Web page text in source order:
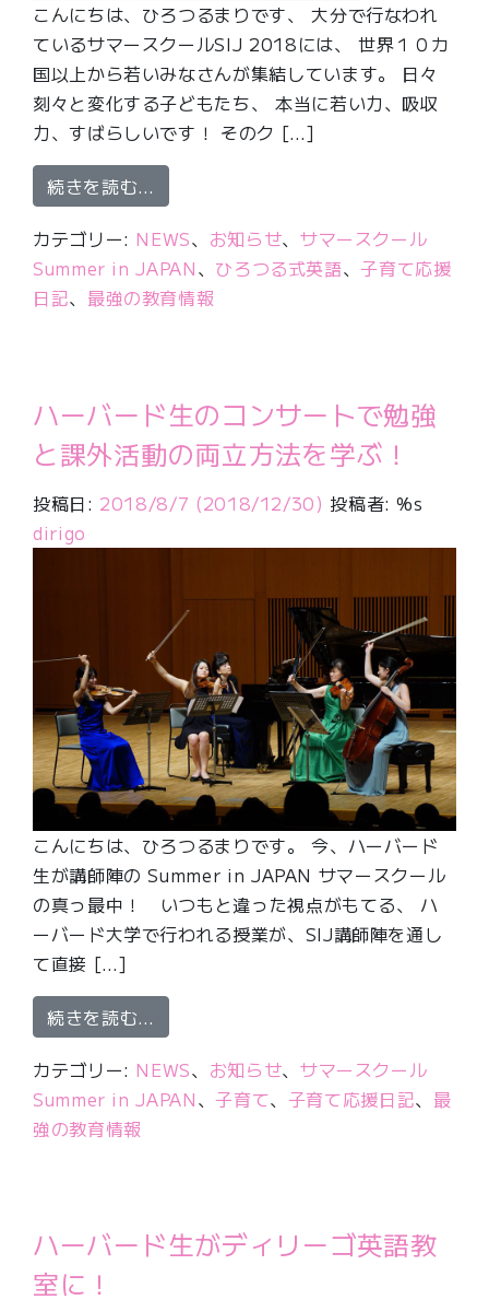
こんにちは、ひろつるまりです、 大分で行なわれ
ているサマースクールSIJ 2018には、 世界１０カ
国以上から若いみなさんが集結しています。 日々
刻々と変化する子どもたち、 本当に若い力、吸収
力、すばらしいです！ そのク […]
続きを読む…
カテゴリー: NEWS、 お知らせ、 サマースクール
Summer in JAPAN、 ひろつる式英語、子育て応援
日記、 最強の教育情報
ハーバード生のコンサートで勉強
と課外活動の両立方法を学ぶ！
投稿日: 2018/8/7 (2018/12/30) 投稿者: %s
dirigo
こんにちは、ひろつるまりです。 今、ハーバード
生が講師陣の Summer in JAPAN サマースクール
の真っ最中！ いつもと違った視点がもてる、 ハ
ーバード大学で行われる授業が、SIJ講師陣を通し
て直接 […]
続きを読む…
カテゴリー: NEWS、 お知らせ、 サマースクール
Summer in JAPAN、子育て、 子育て応援日記、 最
強の教育情報
ハーバード生がディリーゴ英語教
室に！